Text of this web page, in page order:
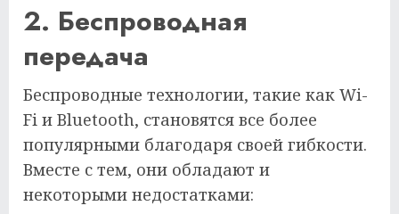
2. Беспроводная
передача
Беспроводные технологии, такие как Wi-
Fi и Bluetooth, становятся все более
популярными благодаря своей гибкости.
Вместе с тем, они обладают и
некоторыми недостатками: